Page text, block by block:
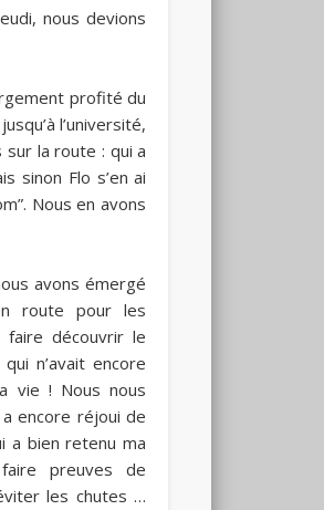
nous devions
profité du
l’université,
la route : qui a
sinon Flo s’en ai
Nous en avons
avons émergé
route pour les
faire découvrir le
n’avait encore
vie ! Nous nous
encore réjoui de
a bien retenu ma
preuves de
les chutes …